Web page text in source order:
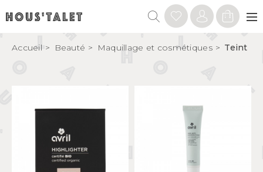
Accueil Beauté Maquillage et cosmétiques Teint